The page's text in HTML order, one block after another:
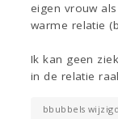
eigen vrouw
warme relatie
Ik kan geen
in de relatie
bbubbels